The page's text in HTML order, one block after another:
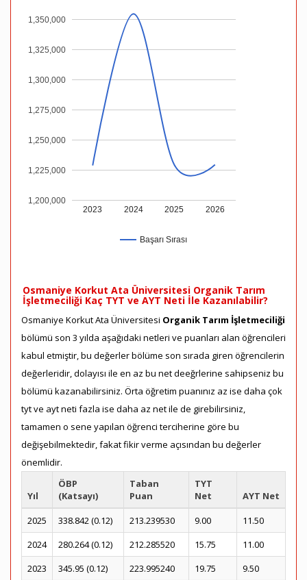
Başarı Sırası
2023 2024 2025 2026
1,200,000
1,225,000
1,250,000
1,275,000
1,300,000
1,325,000
1,350,000
Osmaniye Korkut Ata Üniversitesi Organik Tarım
İşletmeciliği Kaç TYT ve AYT Neti İle Kazanılabilir?
Osmaniye Korkut Ata Üniversitesi Organik Tarım İşletmeciliği
bölümü son 3 yılda aşağıdaki netleri ve puanları alan öğrencileri
kabul etmiştir, bu değerler bölüme son sırada giren öğrencilerin
değerleridir, dolayısı ile en az bu net deeğrlerine sahipseniz bu
bölümü kazanabilirsiniz. Örta öğretim puanınız az ise daha çok
tyt ve ayt neti fazla ise daha az net ile de girebilirsiniz,
tamamen o sene yapılan öğrenci terciherine göre bu
değişebilmektedir, fakat fikir verme açısından bu değerler
önemlidir.
Yıl
ÖBP
(Katsayı)
Taban
Puan
TYT
Net
AYT Net
2025
338.842 (0.12) 213.239530 9.00
11.50
2024
280.264 (0.12) 212.285520 15.75
11.00
2023
345.95 (0.12) 223.995240 19.75 9.50